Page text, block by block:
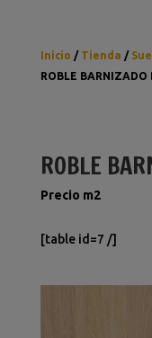
Inicio / Tienda /
ROBLE BARNIZADO
ROBLE
Precio m2
[table id=7 /]